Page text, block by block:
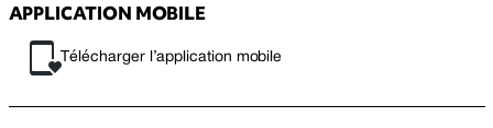
APPLICATION MOBILE
Télécharger l’application mobile